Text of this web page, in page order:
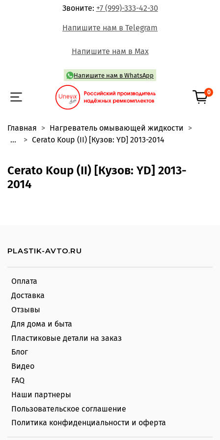
Звоните: +7 (999)-333-42-30
Напишите нам в Telegram
Напишите нам в Max
Напишите нам в WhatsApp
0
Главная
Нагреватель омывающей жидкости
...
Cerato Koup (II) [Кузов: YD] 2013-2014
Cerato Koup (II) [Кузов: YD] 2013-
2014
Оплата
Доставка
Отзывы
Для дома и быта
Пластиковые детали на заказ
Блог
Видео
FAQ
Наши партнеры
Пользовательское соглашение
Политика конфиденциальности и оферта
PLASTIK-AVTO.RU